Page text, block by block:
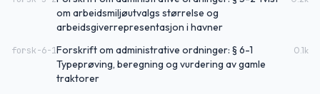
om arbeidsmiljøutvalgs størrelse og
arbeidsgiverrepresentasjon i havner
forsk-6-1Forskrift om administrative ordninger: § 6-1
Typeprøving, beregning og vurdering av gamle
traktorer
0.1k